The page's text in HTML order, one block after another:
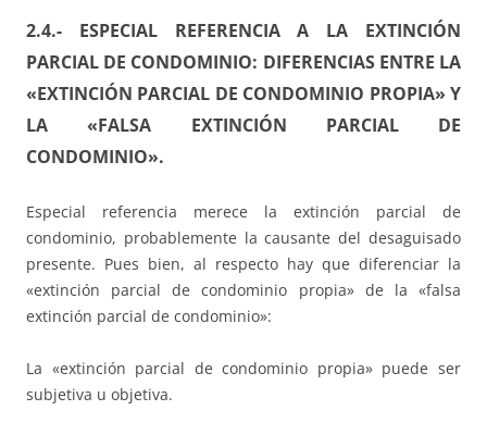
2.4.- ESPECIAL REFERENCIA A LA EXTINCIÓN
PARCIAL DE CONDOMINIO: DIFERENCIAS ENTRE LA
«EXTINCIÓN PARCIAL DE CONDOMINIO PROPIA» Y
LA «FALSA EXTINCIÓN PARCIAL DE
CONDOMINIO».
Especial referencia merece la extinción parcial de
condominio, probablemente la causante del desaguisado
presente. Pues bien, al respecto hay que diferenciar la
«extinción parcial de condominio propia» de la «falsa
extinción parcial de condominio»:
La «extinción parcial de condominio propia» puede ser
subjetiva u objetiva.